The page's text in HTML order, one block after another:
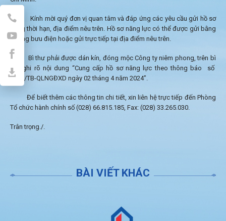
Kính mời quý đơn vị quan tâm và đáp ứng các yêu cầu gửi hồ sơ
đúng thời hạn, địa điểm nêu trên. Hồ sơ năng lực có thể được gửi bằng
đường bưu điện hoặc gửi trực tiếp tại địa điểm nêu trên.
Bì thư phải được dán kín, đóng mộc Công ty niêm phong, trên bì
thư ghi rõ nội dung “Cung cấp hồ sơ năng lực theo thông báo số
9993/TB-QLNGĐXD ngày 02 tháng 4 năm 2024”.
Để biết thêm các thông tin chi tiết, xin liên hệ trực tiếp đến Phòng
Tổ chức hành chính số (028) 66.815.185, Fax: (028) 33.265.030.
Trân trọng./.
BÀI VIẾT KHÁC